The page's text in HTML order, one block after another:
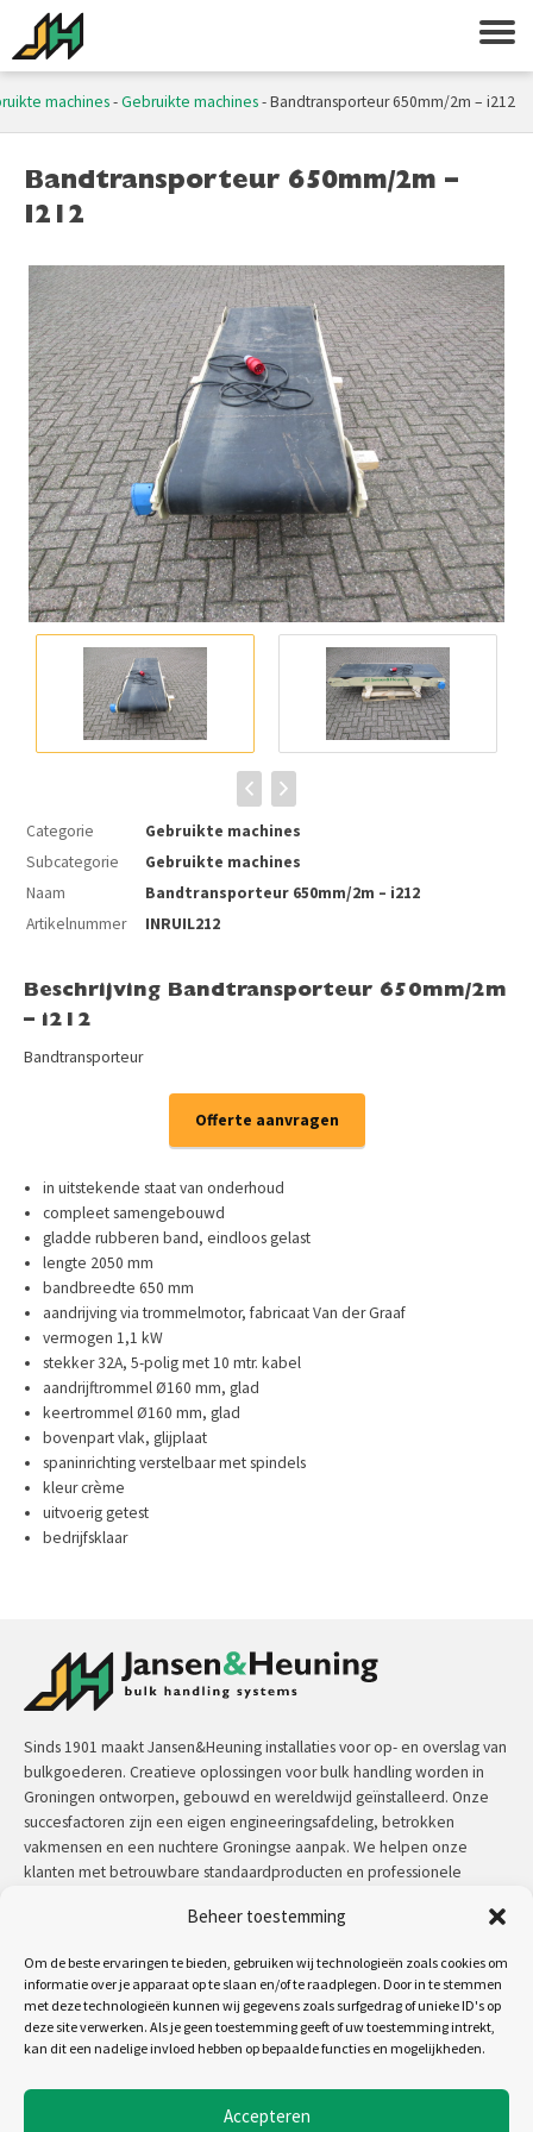
Beheer toestemming
Om de beste ervaringen te bieden, gebruiken wij technologieën zoals cookies om
informatie over je apparaat op te slaan en/of te raadplegen. Door in te stemmen
met deze technologieën kunnen wij gegevens zoals surfgedrag of unieke ID's op
deze site verwerken. Als je geen toestemming geeft of uw toestemming intrekt,
kan dit een nadelige invloed hebben op bepaalde functies en mogelijkheden.
Accepteren
machines-Gebruikte machines-Bandtransporteur 650mm/2m – i212
Bandtransporteur 650mm/2m –
I212
Categorie
Gebruikte machines
Subcategorie
Gebruikte machines
Naam
Bandtransporteur 650mm/2m – i212
Artikelnummer
INRUIL212
Beschrijving Bandtransporteur 650mm/2m
– i212
Bandtransporteur
Offerte aanvragen
in uitstekende staat van onderhoud
compleet samengebouwd
gladde rubberen band, eindloos gelast
lengte 2050 mm
bandbreedte 650 mm
aandrijving via trommelmotor, fabricaat Van der Graaf
vermogen 1,1 kW
stekker 32A, 5-polig met 10 mtr. kabel
aandrijftrommel Ø160 mm, glad
keertrommel Ø160 mm, glad
bovenpart vlak, glijplaat
spaninrichting verstelbaar met spindels
kleur crème
uitvoerig getest
bedrijfsklaar
Sinds 1901 maakt Jansen&Heuning installaties voor op- en overslag van
bulkgoederen. Creatieve oplossingen voor bulk handling worden in
Groningen ontworpen, gebouwd en wereldwijd geïnstalleerd. Onze
succesfactoren zijn een eigen engineeringsafdeling, betrokken
vakmensen en een nuchtere Groningse aanpak. We helpen onze
klanten met betrouwbare standaardproducten en professionele
lees meer
Volg ons op: